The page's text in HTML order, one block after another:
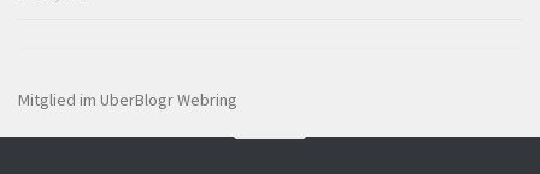
Mitglied im UberBlogr Webring